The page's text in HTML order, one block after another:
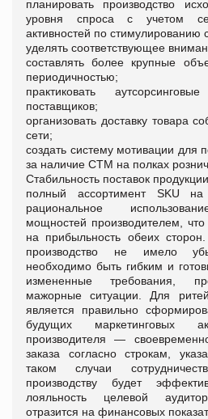
планировать производство
уровня спроса с учетом
активностей по стимулированию
уделять соответствующее
составлять более крупные
периодичностью;
практиковать
поставщиков;
организовать доставку товара
сети;
создать систему мотивации для
за наличие СТМ на полках
Стабильность поставок
полный ассортимент SKU
рациональное
мощностей производителем,
на прибыльность обеих
производство не имело
необходимо быть гибким и
измененные требования,
мажорные ситуации. Для
является правильно
будущих маркетинговых
производителя—
заказа согласно строкам,
таком случаи
производству будет
лояльность целевой
отразится на финансовых